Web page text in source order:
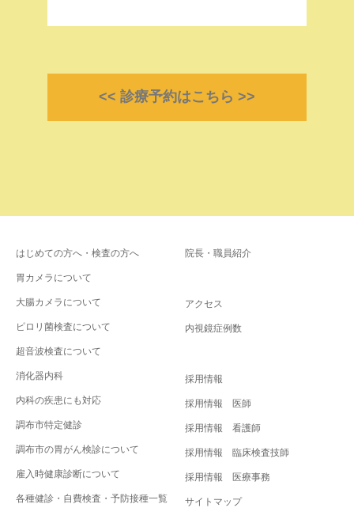
はじめての方へ・検査の方へ
胃カメラについて
大腸カメラについて
ピロリ菌検査について
超音波検査について
消化器内科
内科の疾患にも対応
調布市特定健診
調布市の胃がん検診について
雇入時健康診断について
各種健診・自費検査・予防接種一覧
院長・職員紹介
アクセス
内視鏡症例数
採用情報
採用情報 医師
採用情報 看護師
採用情報 臨床検査技師
採用情報 医療事務
サイトマップ